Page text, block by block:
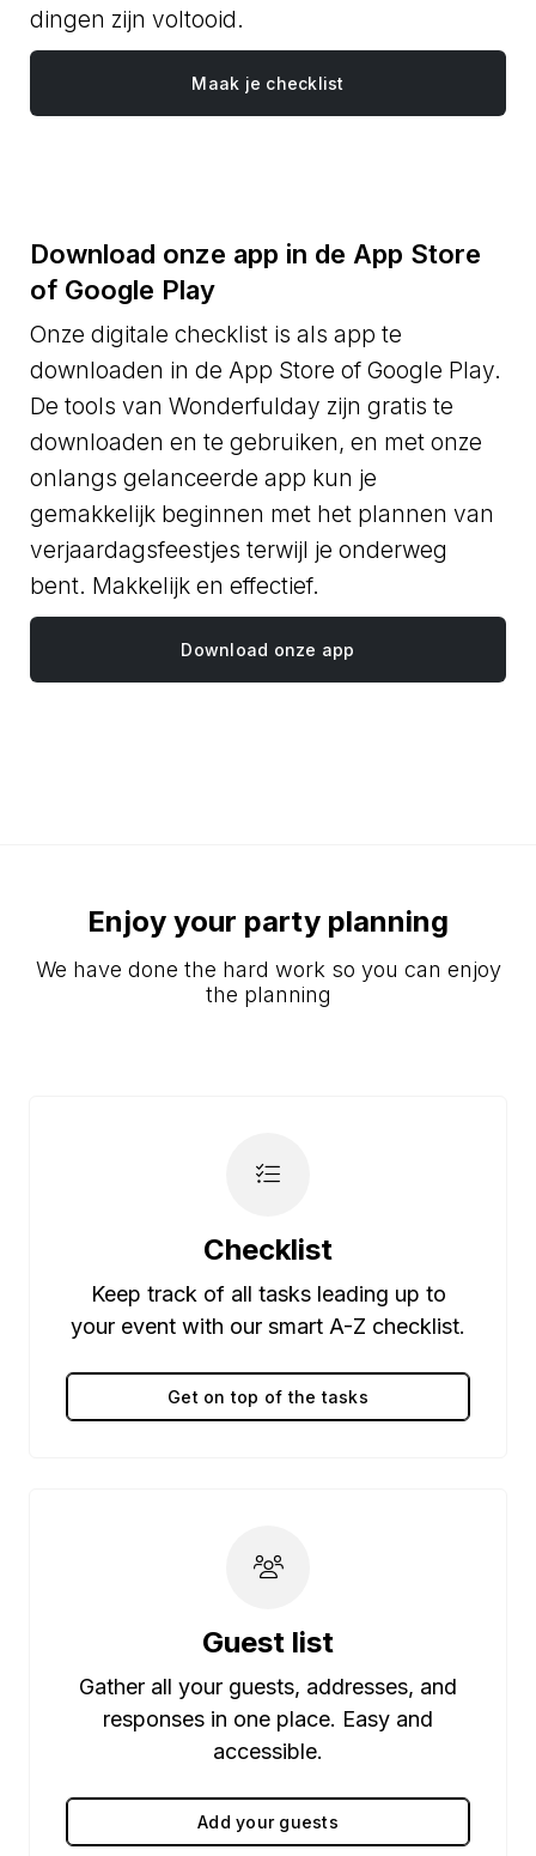
dingen zijn voltooid.
Maak je checklist
Download onze app in de App Store
of Google Play
Onze digitale checklist is als app te
downloaden in de App Store of Google Play.
De tools van Wonderfulday zijn gratis te
downloaden en te gebruiken, en met onze
onlangs gelanceerde app kun je
gemakkelijk beginnen met het plannen van
verjaardagsfeestjes terwijl je onderweg
bent. Makkelijk en effectief.
Download onze app
Enjoy your party planning
We have done the hard work so you can enjoy
the planning
Checklist
Keep track of all tasks leading up to
your event with our smart A-Z checklist.
Get on top of the tasks
Guest list
Gather all your guests, addresses, and
responses in one place. Easy and
accessible.
Add your guests